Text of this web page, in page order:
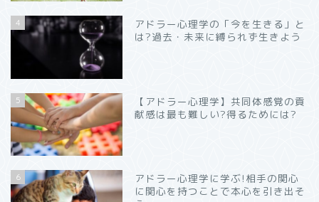
4
アドラー心理学の「今を生きる」と
は?過去・未来に縛られず生きよう
5
【アドラー心理学】共同体感覚の貢
献感は最も難しい?得るためには?
6
アドラー心理学に学ぶ!相手の関心
に関心を持つことで本心を引き出そ